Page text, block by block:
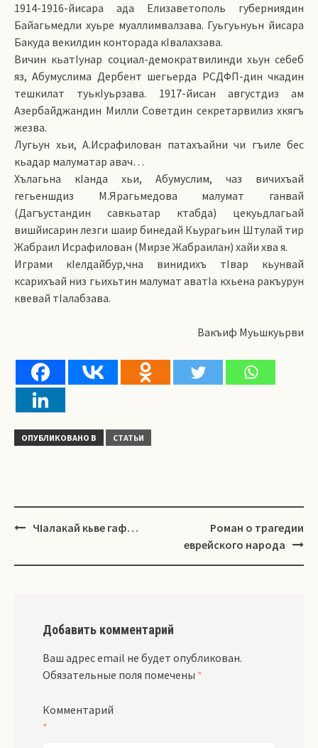
1914-1916-йисара ада Елизаветополь губерниядин
Байагьмедли хуьре муаллимвалзава. Гуьгуьнуьн йисара
Бакуда векилдин конторада кIвалахзава.
Вичин кьатIунар социал-демократвилинди хьун себеб
яз, Абумуслима Дербент шегьерда РСДФП-дин чкадин
тешкилат туькIуьрзава. 1917-йисан августдиз ам
Азербайджандин Милли Советдин секретарвилиз хкягъ
жезва.
Лугьун хьи, А.Исрафилован патахъайни чи гъиле бес
кьадар малуматар авач…
Хълагьна кIанда хьи, Абумуслим, чаз вичихъай
гегьеншдиз М.Ярагьмедова малумат ганвай
(Дагъустандин савкьатар ктабда) цекуьдлагьай
вишйисарин лезги шаир бинедай Кьурагьин Штулай тир
Жабраил Исрафилован (Мирзе Жабраилан) хайи хва я.
Играми кIелдайбур,чна винидихъ тIвар кьунвай
ксарихъай низ гьихьтин малумат аватIа кхьена ракъурун
квевай тIалабзава.
Вакъиф Муьшкуьрви
ОПУБЛИКОВАНО В СТАТЬИ
Навигация
ЧIалакай кьве гаф…
Роман о трагедии
еврейского народа
Добавить комментарий
Ваш адрес email не будет опубликован.
Обязательные поля помечены *
Комментарий
*